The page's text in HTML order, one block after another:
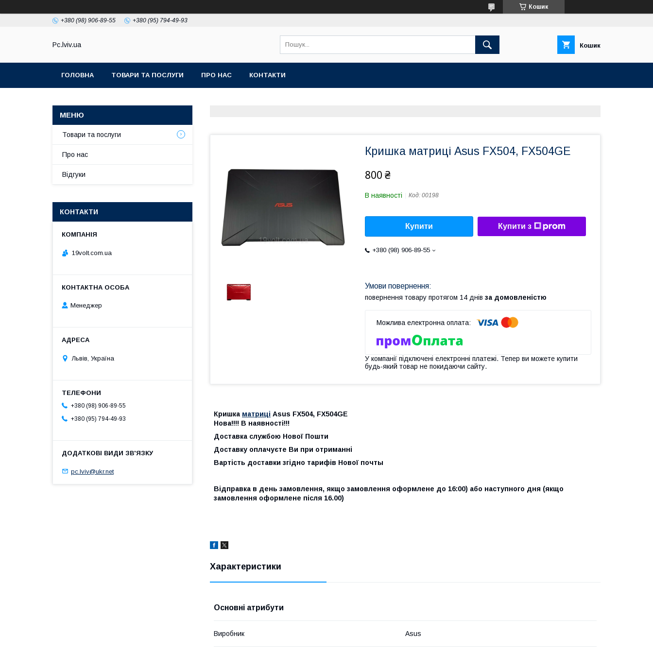
Кошик
+380 (98) 906-89-55 +380 (95) 794-49-93
Pc.lviv.ua Кошик
ГОЛОВНА ТОВАРИ ТА ПОСЛУГИ ПРО НАС КОНТАКТИ
Кришка матриці Asus FX504, FX504GE
800 ₴
В наявності Код: 00198
Купити Купити з
+380 (98) 906-89-55
повернення товару протягом 14 днів за домовленістю
У компанії підключені електронні платежі. Тепер ви можете купити
будь-який товар не покидаючи сайту.
Кришка матриці Asus FX504, FX504GE
Нова!!!! В наявності!!!
Доставка службою Нової Пошти
Доставку оплачуєте Ви при отриманні
Вартість доставки згідно тарифів Нової почты
Відправка в день замовлення, якщо замовлення оформлене до 16:00) або наступного дня (якщо
замовлення оформлене після 16.00)
Характеристики
Основні атрибути
Виробник Asus
Товари та послуги
Про нас
Відгуки
КОНТАКТИ
19volt.com.ua
Менеджер
Львів, Україна
+380 (98) 906-89-55
+380 (95) 794-49-93
pc.lviv@ukr.net